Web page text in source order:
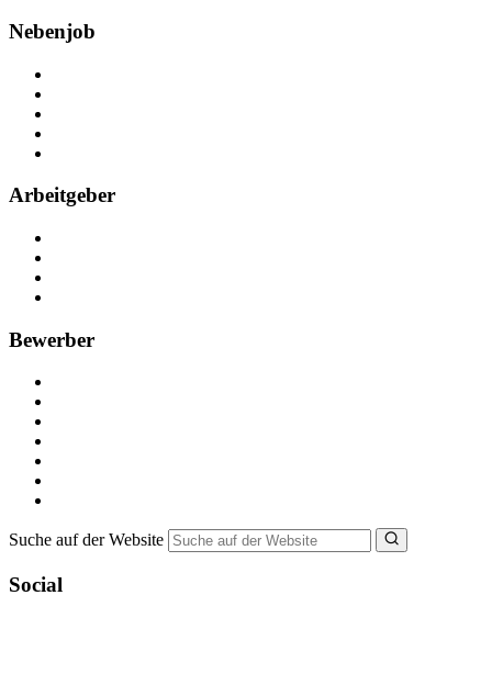
Nebenjob
Arbeitgeber
Bewerber
Suche auf der Website
Social